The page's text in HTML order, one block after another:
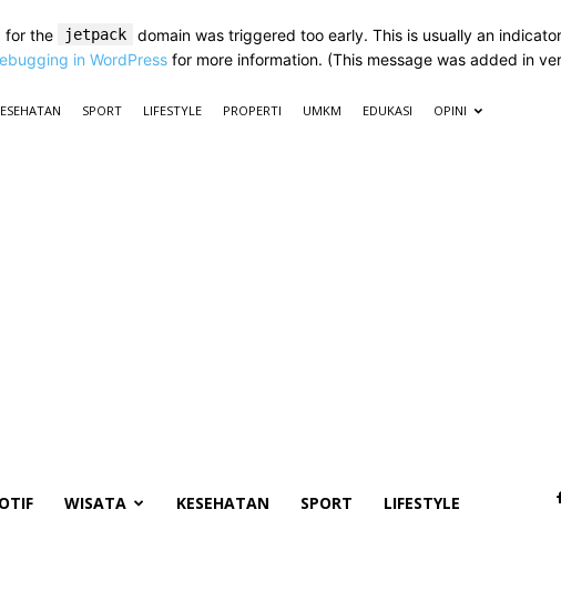
for the jetpack
domain was triggered too early. This is usually an
in WordPress for more information. (This message was added in
SPORT LIFESTYLE PROPERTI UMKM EDUKASI OPINI
WISATA KESEHATAN SPORT LIFESTYLE